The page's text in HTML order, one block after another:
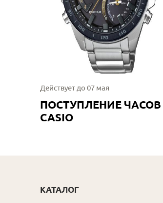
Действует до 07 мая
ПОСТУПЛЕНИЕ ЧАСОВ
CASIO
КАТАЛОГ